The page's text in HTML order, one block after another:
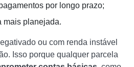
por longo prazo;
mais planejada.
ou com renda instável
Isso porque qualquer parcela